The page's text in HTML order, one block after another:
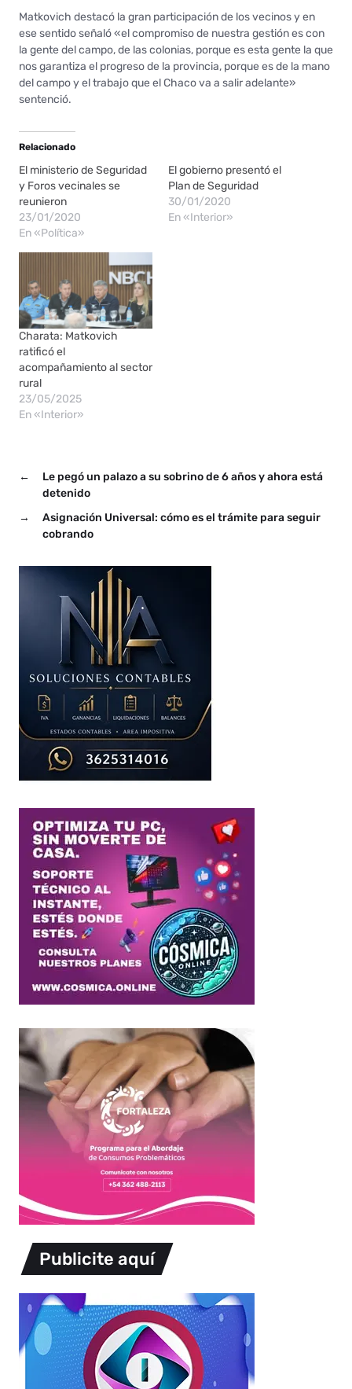
Matkovich destacó la gran participación de los vecinos y en
ese sentido señaló «el compromiso de nuestra gestión es con
la gente del campo, de las colonias, porque es esta gente la que
nos garantiza el progreso de la provincia, porque es de la mano
del campo y el trabajo que el Chaco va a salir adelante»
sentenció.
Relacionado
El ministerio de Seguridad
y Foros vecinales se
reunieron
23/01/2020
En «Política»
El gobierno presentó el
Plan de Seguridad
30/01/2020
En «Interior»
Charata: Matkovich
ratificó el
acompañamiento al sector
rural
23/05/2025
En «Interior»
←
Le pegó un palazo a su sobrino de 6 años y ahora está
detenido
→
Asignación Universal: cómo es el trámite para seguir
cobrando
Publicite aquí